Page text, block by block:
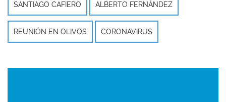
SANTIAGO CAFIERO ALBERTO FERNÁNDEZ
REUNIÓN EN OLIVOS CORONAVIRUS